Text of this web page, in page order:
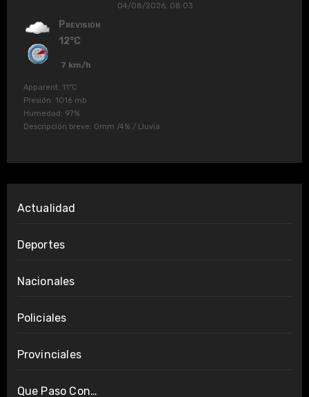
04/08/2026, 08:03
Previsión
12°C
7 km/h
Apparent: 11°C
Presión: 1016 mb
Humedad: 97%
Descripción breve: 0mm /4% / Lluvia
Actualidad
Deportes
Nacionales
Policiales
Provinciales
Que Paso Con…